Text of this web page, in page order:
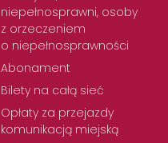
niepełnosprawni, osoby
z orzeczeniem
o niepełnosprawności
Abonament
Bilety na całą sieć
Opłaty za przejazdy
komunikacją miejską